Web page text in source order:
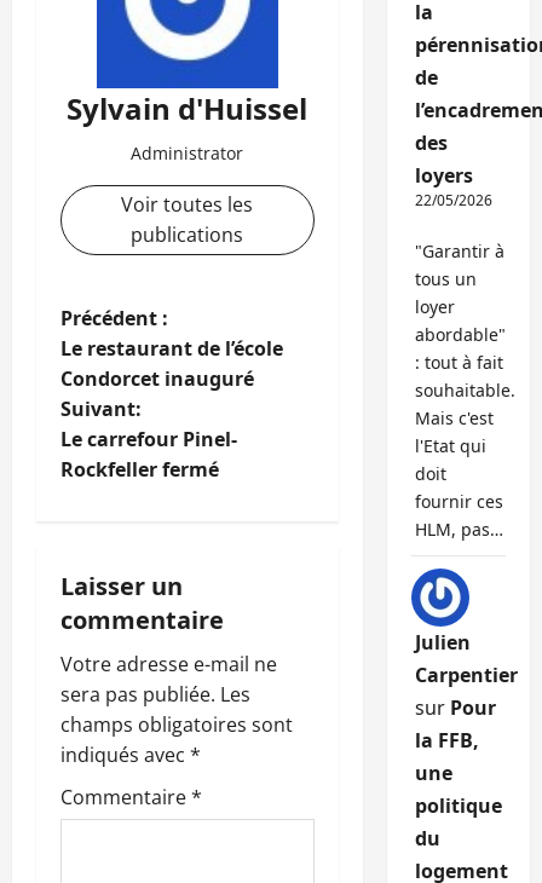
Sylvain d'Huissel
Administrator
Voir toutes les
publications
N
a
v
i
a
t
i
o
n
d
Précédent :
Le restaurant de l’école
Condorcet inauguré
Suivant:
Le carrefour Pinel-
Rockfeller fermé
Laisser un
commentaire
Votre adresse e-mail ne
sera pas publiée. Les
champs obligatoires sont
indiqués avec *
Commentaire*
la
de
des
loyers
22/05/2026
"Garantir à
tous un
loyer
abordable"
: tout à fait
souhaitable.
Mais c'est
l'Etat qui
doit
fournir ces
HLM, pas…
Julien
Carpentier
sur Pour
la FFB,
une
politique
du
logement